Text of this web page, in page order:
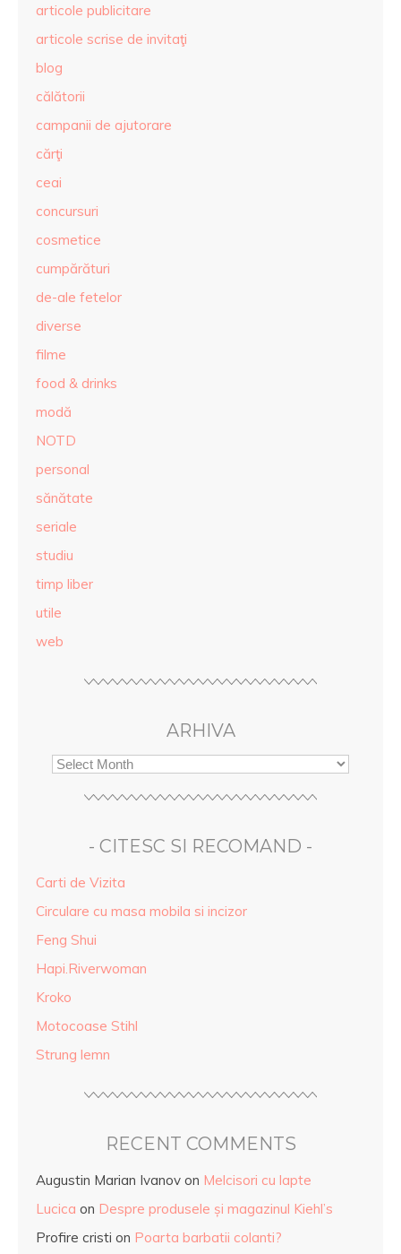
articole publicitare
articole scrise de invitaţi
blog
călătorii
campanii de ajutorare
cărţi
ceai
concursuri
cosmetice
cumpărături
de-ale fetelor
diverse
filme
food & drinks
modă
NOTD
personal
sănătate
seriale
studiu
timp liber
utile
web
ARHIVA
- CITESC SI RECOMAND -
Carti de Vizita
Circulare cu masa mobila si incizor
Feng Shui
Hapi.Riverwoman
Kroko
Motocoase Stihl
Strung lemn
RECENT COMMENTS
Augustin Marian Ivanov on Melcisori cu lapte
Lucica on Despre produsele și magazinul Kiehl’s
Profire cristi on Poarta barbatii colanti?